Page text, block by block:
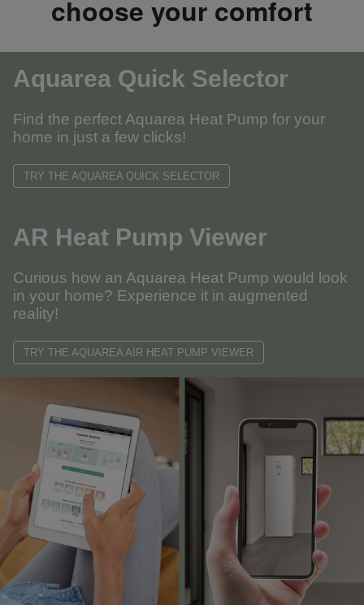
choose your comfort
Aquarea Quick Selector
Find the perfect Aquarea Heat Pump for your
home in just a few clicks!
TRY THE AQUAREA QUICK SELECTOR
AR Heat Pump Viewer
Curious how an Aquarea Heat Pump would look
in your home? Experience it in augmented
reality!
TRY THE AQUAREA AIR HEAT PUMP VIEWER